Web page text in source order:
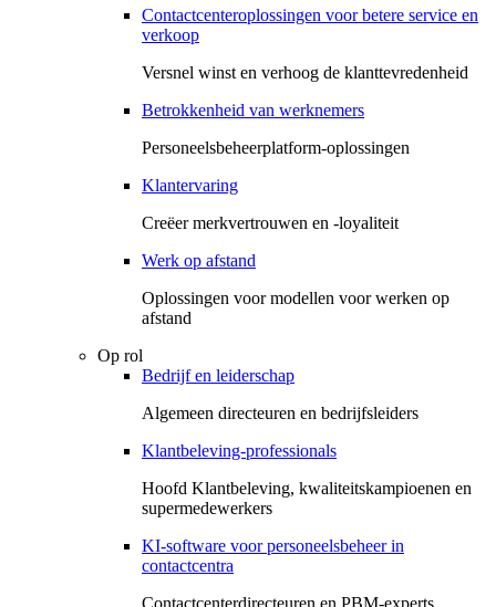
Contactcenteroplossingen voor betere service en
verkoop
Versnel winst en verhoog de klanttevredenheid
Betrokkenheid van werknemers
Personeelsbeheerplatform-oplossingen
Klantervaring
Creëer merkvertrouwen en -loyaliteit
Werk op afstand
Oplossingen voor modellen voor werken op
afstand
Op rol
Bedrijf en leiderschap
Algemeen directeuren en bedrijfsleiders
Klantbeleving-professionals
Hoofd Klantbeleving, kwaliteitskampioenen en
supermedewerkers
KI-software voor personeelsbeheer in
contactcentra